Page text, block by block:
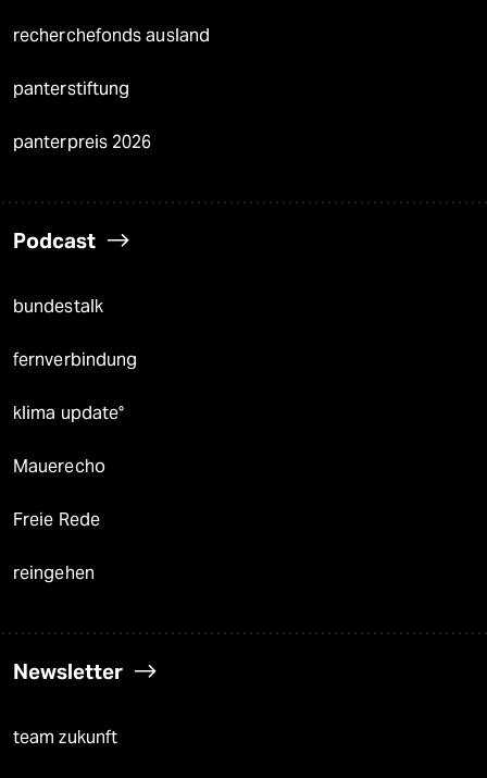
recherchefonds ausland
panterstiftung
panterpreis 2026
Podcast
bundestalk
fernverbindung
klima update°
Mauerecho
Freie Rede
reingehen
Newsletter
team zukunft